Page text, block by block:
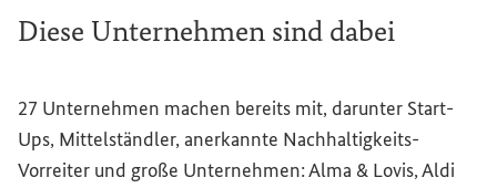
Diese Unternehmen sind dabei
27 Unternehmen machen bereits mit, darunter Start-
Ups, Mittelständler, anerkannte Nachhaltigkeits-
Vorreiter und große Unternehmen: Alma & Lovis, Aldi